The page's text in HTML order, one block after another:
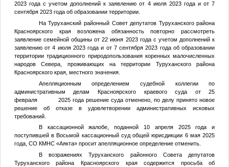
2023 года с учетом дополнений к заявлению от 4 июля 2023 года и от 7
сентября 2023 года об образовании территории.
На Туруханский районный Совет депутатов Туруханского района
Красноярского края возложена обязанность повторно рассмотреть
заявление семейной общины от 22 июня 2023 года с учетом дополнений к
заявлению от 4 июля 2023 года и от 7 сентября 2023 года об образовании
территории традиционного природопользования коренных малочисленных
народов Севера, проживающих на территории Туруханского района
Красноярского края, местного значения.
Апелляционным определением судебной коллегии по
административным делам Красноярского краевого суда от 25
февраля 2025 года решение суда отменено, по делу принято новое
решение об отказе в удовлетворении административных исковых
требований.
В кассационной жалобе, поданной 10 апреля 2025 года и
поступившей в Восьмой кассационный суд общей юрисдикции 6 мая 2025
года, СО КМНС «Аякта» просит апелляционное определение отменить.
В возражениях Туруханского районного Совета депутатов
Туруханского района Красноярского края содержится просьба об